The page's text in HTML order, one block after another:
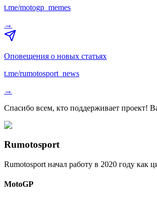
t.me/motogp_memes
→
Оповещения о новых статьях
t.me/rumotosport_news
→
Спасибо всем, кто поддерживает проект!
Rumotosport
Rumotosport начал работу в 2020 году
MotoGP